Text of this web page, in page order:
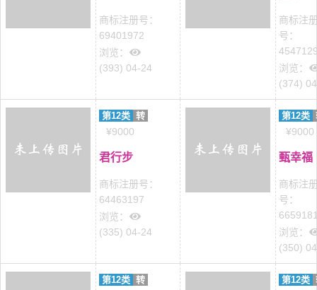
商标注册号：
69401972
浏览：
(393) 04-24
商标注
号：
浏览：
(374)
第12类 转
¥9000
君行步
商标注册号：
64463197
浏览：
(335) 04-24
第12类
¥9000
甄幸福
商标注
号：
浏览：
(350)
第12类 转 第12类